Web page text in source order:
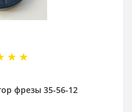
фрезы 35-56-12